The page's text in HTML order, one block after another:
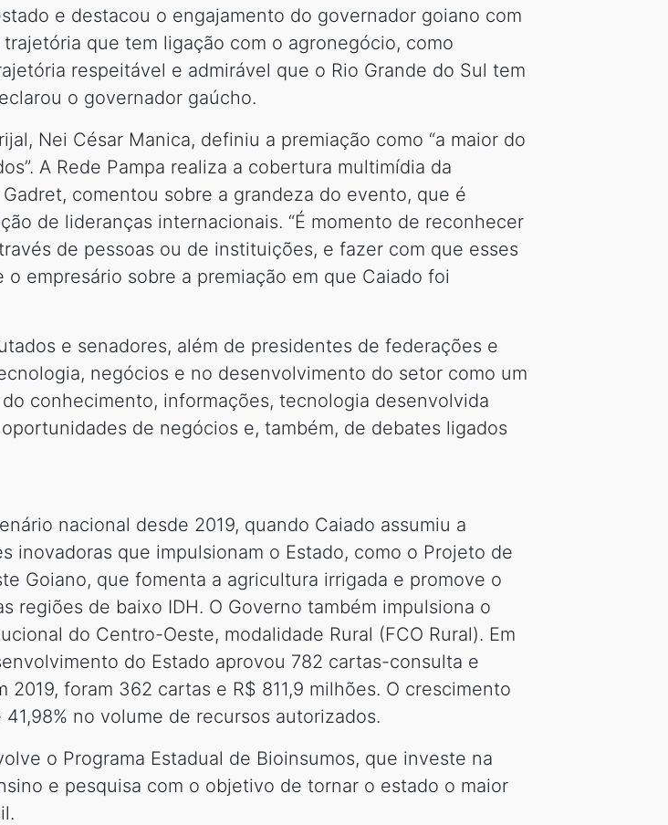
e destacou o engajamento do governador goiano com
que tem ligação com o agronegócio, como
respeitável e admirável que o Rio Grande do Sul tem
o governador gaúcho.
Nei César Manica, definiu a premiação como “a maior do
A Rede Pampa realiza a cobertura multimídia da
comentou sobre a grandeza do evento, que é
de lideranças internacionais. “É momento de reconhecer
de pessoas ou de instituições, e fazer com que esses
empresário sobre a premiação em que Caiado foi
e senadores, além de presidentes de federações e
negócios e no desenvolvimento do setor como um
conhecimento, informações, tecnologia desenvolvida
de negócios e, também, de debates ligados
nacional desde 2019, quando Caiado assumiu a
inovadoras que impulsionam o Estado, como o Projeto de
Goiano, que fomenta a agricultura irrigada e promove o
regiões de baixo IDH. O Governo também impulsiona o
do Centro-Oeste, modalidade Rural (FCO Rural). Em
do Estado aprovou 782 cartas-consulta e
foram 362 cartas e R$ 811,9 milhões. O crescimento
no volume de recursos autorizados.
o Programa Estadual de Bioinsumos, que investe na
e pesquisa com o objetivo de tornar o estado o maior